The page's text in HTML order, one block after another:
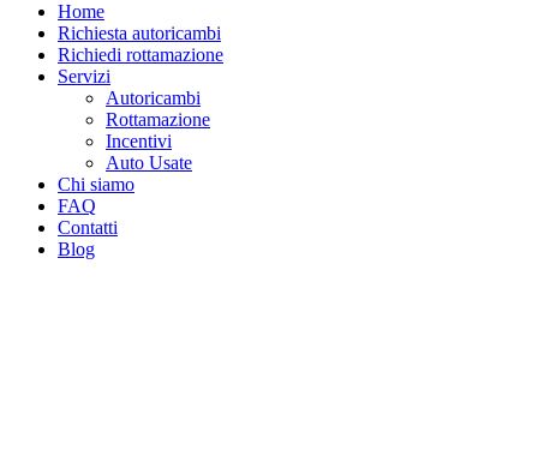
Home
Richiesta autoricambi
Richiedi rottamazione
Servizi
Autoricambi
Rottamazione
Incentivi
Auto Usate
Chi siamo
FAQ
Contatti
Blog